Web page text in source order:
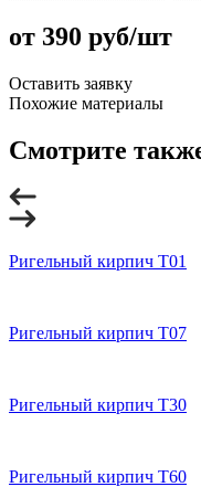
от 390 руб/шт
Оставить заявку
Похожие материалы
Смотрите
Ригельный кирпич T01
Ригельный кирпич T07
Ригельный кирпич T30
Ригельный кирпич T60